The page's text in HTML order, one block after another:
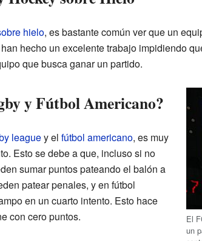
hielo, es bastante común ver que un
hecho un excelente trabajo impidiendo
que busca ganar un partido.
El
un
y Fútbol Americano?
leaguey el fútbol americano, es muy
Esto se debe a que, incluso si no
sumar puntos pateando el balón a
patear penales, y en fútbol
en un cuarto intento. Esto hace
con cero puntos.